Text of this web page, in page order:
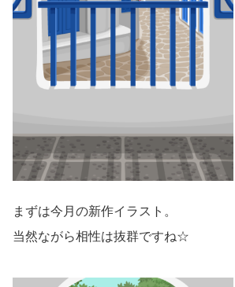
まずは今月の新作イラスト。
当然ながら相性は抜群ですね☆